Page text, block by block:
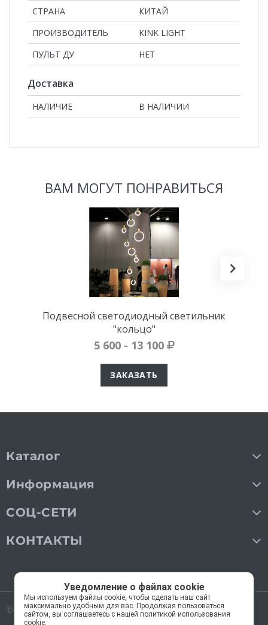
СТРАНА
КИТАЙ
ПРОИЗВОДИТЕЛЬ
KINK LIGHT
ПУЛЬТ ДУ
НЕТ
Доставка
НАЛИЧИЕ В НАЛИЧИИ
ВАМ МОГУТ ПОНРАВИТЬСЯ
Подвесной светодиодный светильник
"кольцо"
5 600 - 13 100
ЗАКАЗАТЬ
Каталог
Информация
СОЦ-СЕТИ
КОНТАКТЫ
© 2018—2026 Мос Люстры.Все права защищены
Уведомление о файлах cookie
Мы используем файлы cookie, чтобы сделать наш сайт
максимально удобным для вас. Продолжая пользоваться
сайтом, вы соглашаетесь с нашей политикой использования
cookie.